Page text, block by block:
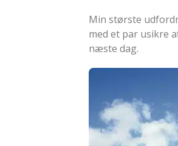
Min største
med et par usikre
næste dag.